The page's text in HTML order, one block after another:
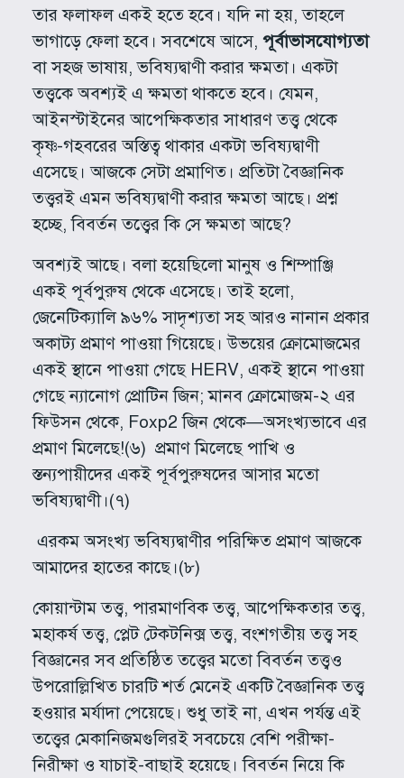
তার ফলাফল একই হতে হবে। যদি না হয়, তাহলে
ভাগাড়ে ফেলা হবে। সবশেষে আসে, পূর্বাভাসযোগ্যতা
বা সহজ ভাষায়, ভবিষ্যদ্বাণী করার ক্ষমতা। একটা
তত্ত্বকে অবশ্যই এ ক্ষমতা থাকতে হবে। যেমন,
আইনস্টাইনের আপেক্ষিকতার সাধারণ তত্ত্ব থেকে
কৃষ্ণ-গহবরের অস্তিত্ব থাকার একটা ভবিষ্যদ্বাণী
এসেছে। আজকে সেটা প্রমাণিত। প্রতিটা বৈজ্ঞানিক
তত্ত্বরই এমন ভবিষ্যদ্বাণী করার ক্ষমতা আছে। প্রশ্ন
হচ্ছে, বিবর্তন তত্ত্বের কি সে ক্ষমতা আছে?
অবশ্যই আছে। বলা হয়েছিলো মানুষ ও শিম্পাঞ্জি
একই পূর্বপুরুষ থেকে এসেছে। তাই হলো,
জেনেটিক্যালি ৯৬% সাদৃশ্যতা সহ আরও নানান প্রকার
অকাট্য প্রমাণ পাওয়া গিয়েছে। উভয়ের ক্রোমোজমের
একই স্থানে পাওয়া গেছে HERV, একই স্থানে পাওয়া
গেছে ন্যানোগ প্রোটিন জিন; মানব ক্রোমোজম-২ এর
ফিউসন থেকে, Foxp2 জিন থেকে—অসংখ্যভাবে এর
প্রমাণ মিলেছে!(৬) প্রমাণ মিলেছে পাখি ও
স্তন্যপায়ীদের একই পূর্বপুরুষদের আসার মতো
ভবিষ্যদ্বাণী।(৭)
এরকম অসংখ্য ভবিষ্যদ্বাণীর পরিক্ষিত প্রমাণ আজকে
আমাদের হাতের কাছে।(৮)
কোয়ান্টাম তত্ত্ব, পারমাণবিক তত্ত্ব, আপেক্ষিকতার তত্ত্ব,
মহাকর্ষ তত্ত্ব, প্লেট টেকটনিক্স তত্ত্ব, বংশগতীয় তত্ত্ব সহ
বিজ্ঞানের সব প্রতিষ্ঠিত তত্ত্বের মতো বিবর্তন তত্ত্বও
উপরোল্লিখিত চারটি শর্ত মেনেই একটি বৈজ্ঞানিক তত্ত্ব
হওয়ার মর্যাদা পেয়েছে। শুধু তাই না, এখন পর্যন্ত এই
তত্ত্বের মেকানিজমগুলিরই সবচেয়ে বেশি পরীক্ষা-
নিরীক্ষা ও যাচাই-বাছাই হয়েছে। বিবর্তন নিয়ে কি